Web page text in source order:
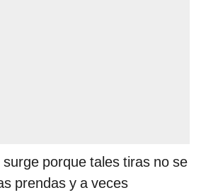
porque tales tiras no se
prendas y a veces